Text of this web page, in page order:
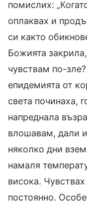
помислих:
оплаквах и
си както
Божията
чувствам по-
епидемията от
света починаха,
напреднала
влошавам, дали
няколко дни
намаля
висока.
постоянно.